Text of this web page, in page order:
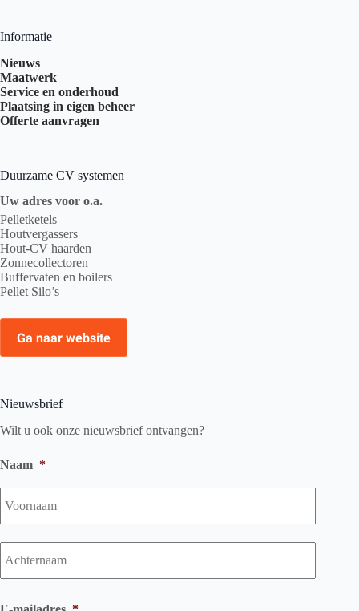
Informatie
Nieuws
Maatwerk
Service en onderhoud
Plaatsing in eigen beheer
Offerte aanvragen
Duurzame CV systemen
Uw adres voor o.a.
Pelletketels
Houtvergassers
Hout-CV haarden
Zonnecollectoren
Buffervaten en boilers
Pellet Silo’s
Ga naar website
Nieuwsbrief
Wilt u ook onze nieuwsbrief ontvangen?
Naam *